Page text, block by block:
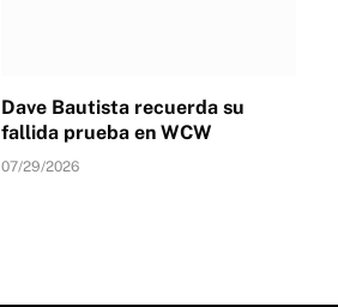
Dave Bautista recuerda su
fallida prueba en WCW
07/29/2026